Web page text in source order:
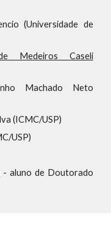
(Universidade de
Medeiros Caseli
Machado Neto
(ICMC/USP)
USP)
- aluno de Doutorado